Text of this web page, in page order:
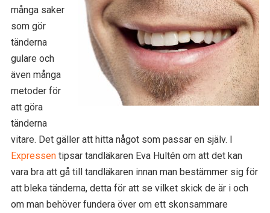
många saker
som gör
tänderna
gulare och
även många
metoder för
att göra
tänderna
vitare. Det gäller att hitta något som passar en själv. I
Expressentipsar tandläkaren Eva Hultén om att det kan
vara bra att gå till tandläkaren innan man bestämmer sig för
att bleka tänderna, detta för att se vilket skick de är i och
om man behöver fundera över om ett skonsammare